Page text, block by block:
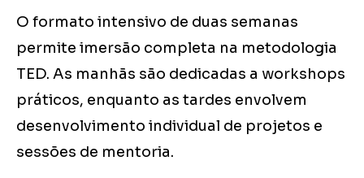
O formato intensivo de duas semanas
permite imersão completa na metodologia
TED. As manhãs são dedicadas a workshops
práticos, enquanto as tardes envolvem
desenvolvimento individual de projetos e
sessões de mentoria.